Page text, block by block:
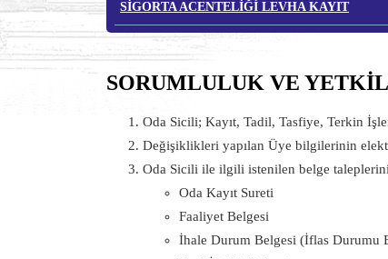
SİGORTA ACENTELİĞİ LEVHA KAYIT
SORUMLULUK VE
Oda Sicili; Kayıt, Tadil, Tasfiye, Terkin
Değişiklikleri yapılan Üye bilgilerinin
Oda Sicili ile ilgili istenilen belge
Oda Kayıt Sureti
Faaliyet Belgesi
İhale Durum Belgesi (İflas Durumu